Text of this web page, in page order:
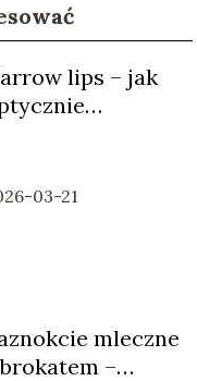
lips – jak
03-21
mleczne
–